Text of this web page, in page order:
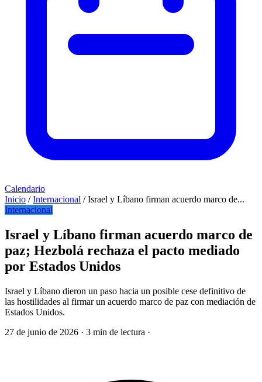
Calendario
Inicio / Internacional / Israel y Líbano firman acuerdo marco de...
Internacional
Israel y Líbano firman acuerdo marco de
paz; Hezbolá rechaza el pacto mediado
por Estados Unidos
Israel y Líbano dieron un paso hacia un posible cese definitivo de
las hostilidades al firmar un acuerdo marco de paz con mediación de
Estados Unidos.
27 de junio de 2026 · 3 min de lectura ·